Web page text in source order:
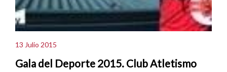
13 Julio 2015
Gala del Deporte 2015. Club Atletismo